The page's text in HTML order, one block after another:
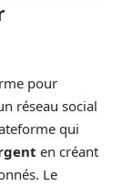
pour
réseau social
qui
en créant
Le